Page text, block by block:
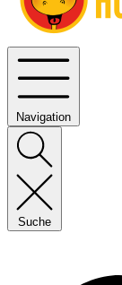
Navigation
Suche